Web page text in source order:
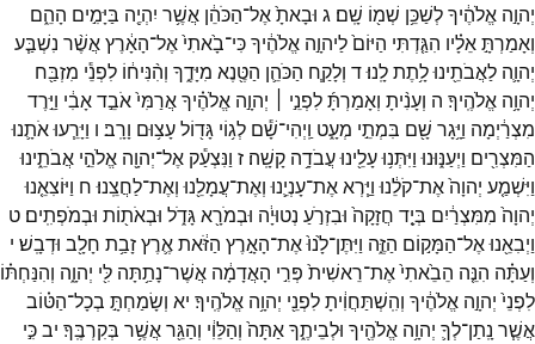
יְהוָ֣ה אֱלֹהֶ֔יךָלְשַׁכֵּ֥ן שְׁמ֖וֹ שָֽׁם׃ ג וּבָאתָ֙אֶל־הַכֹּהֵ֔ן אֲשֶׁ֥ר יִהְיֶ֖ה בַּיָּמִ֣ים הָהֵ֑ם
וְאָמַרְתָּ֣אֵלָ֗יו הִגַּ֤דְתִּי הַיּוֹם֙לַיהוָ֣ה אֱלֹהֶ֔יךָכִּי־בָ֙אתִי֙אֶל־הָאָ֔רֶץאֲשֶׁ֨ר נִשְׁבַּ֧ע
יְהוָ֛ה לַאֲבֹתֵ֖ינוּלָ֥תֶתלָֽנוּ׃ד וְלָקַ֧ח הַכֹּהֵ֛ן הַטֶּ֖נֶא מִיָּדֶ֑ךָ וְהִ֨נִּיח֔וֹ לִפְנֵ֕י מִזְבַּ֖ח
יְהוָ֥ה אֱלֹהֶֽיךָ׃ ה וְעָנִ֨יתָ וְאָמַרְתָּ֜לִפְנֵ֣י ׀ יְהוָ֣ה אֱלֹהֶ֗יךָאֲרַמִּי֙אֹבֵ֣דאָבִ֔י וַיֵּ֣רֶד
מִצְרַ֔יְמָה וַיָּ֥גָר שָׁ֖ם בִּמְתֵ֣י מְעָ֑ט וַֽיְהִי־שָׁ֕ם לְג֥וֹי גָּד֖וֹלעָצ֥וּם וָרָֽב׃ ו וַיָּרֵ֧עוּאֹתָ֛נוּ
הַמִּצְרִ֖ים וַיְעַנּ֑וּנוּ וַיִּתְּנ֥וּעָלֵ֖ינוּעֲבֹדָ֥ה קָשָֽׁה׃ ז וַנִּצְעַ֕ק אֶל־יְהוָ֖ה אֱלֹהֵ֣י אֲבֹתֵ֑ינוּ
וַיִּשְׁמַ֤ע יְהוָה֙אֶת־קֹלֵ֔נוּ וַיַּ֧רְאאֶת־עָנְיֵ֛נוּ וְאֶת־עֲמָלֵ֖נוּ וְאֶת־לַחֲצֵֽנוּ׃ ח וַיּוֹצִאֵ֤נוּ
יְהוָה֙ מִמִּצְרַ֔יִם בְּיָ֤ד חֲזָקָה֙ וּבִזְרֹ֣עַ נְטוּיָ֔ה וּבְמֹרָ֖אגָּדֹ֑ל וּבְאֹת֖וֹת וּבְמֹפְתִֽים׃ ט
וַיְבִאֵ֖נוּאֶל־הַמָּק֣וֹם הַזֶּ֑ה וַיִּתֶּן־לָ֙נוּ֙אֶת־הָאָ֣רֶץ הַזֹּ֔אתאֶ֛רֶץזָבַ֥ת חָלָ֖ב וּדְבָֽשׁ׃ י
וְעַתָּ֗ה הִנֵּ֤ה הֵבֵ֙אתִי֙אֶת־רֵאשִׁית֙ פְּרִ֣י הָאֲדָמָ֔ה אֲשֶׁר־נָתַ֥תָּה לִּ֖י יְהוָ֑ה וְהִנַּחְתּ֗וֹ
לִפְנֵי֙ יְהוָ֣ה אֱלֹהֶ֔יךָ וְהִֽשְׁתַּחֲוִ֔יתָלִפְנֵ֖י יְהוָ֥ה אֱלֹהֶֽיךָ׃ יא וְשָׂמַחְתָּ֣ בְכָל־הַטּ֗וֹב
אֲשֶׁ֧ר נָֽתַן־לְךָ֛ יְהוָ֥ה אֱלֹהֶ֖יךָ וּלְבֵיתֶ֑ךָאַתָּה֙ וְהַלֵּוִ֔י וְהַגֵּ֖ראֲשֶׁ֥ר בְּקִרְבֶּֽךָ׃ יבכִּ֣י